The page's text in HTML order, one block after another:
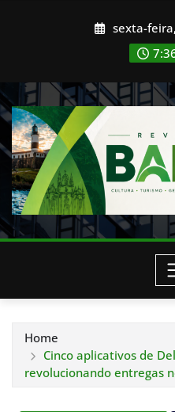
sexta-
Home
Cinco aplicativos de
revolucionando entregas